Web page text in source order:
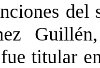
titular